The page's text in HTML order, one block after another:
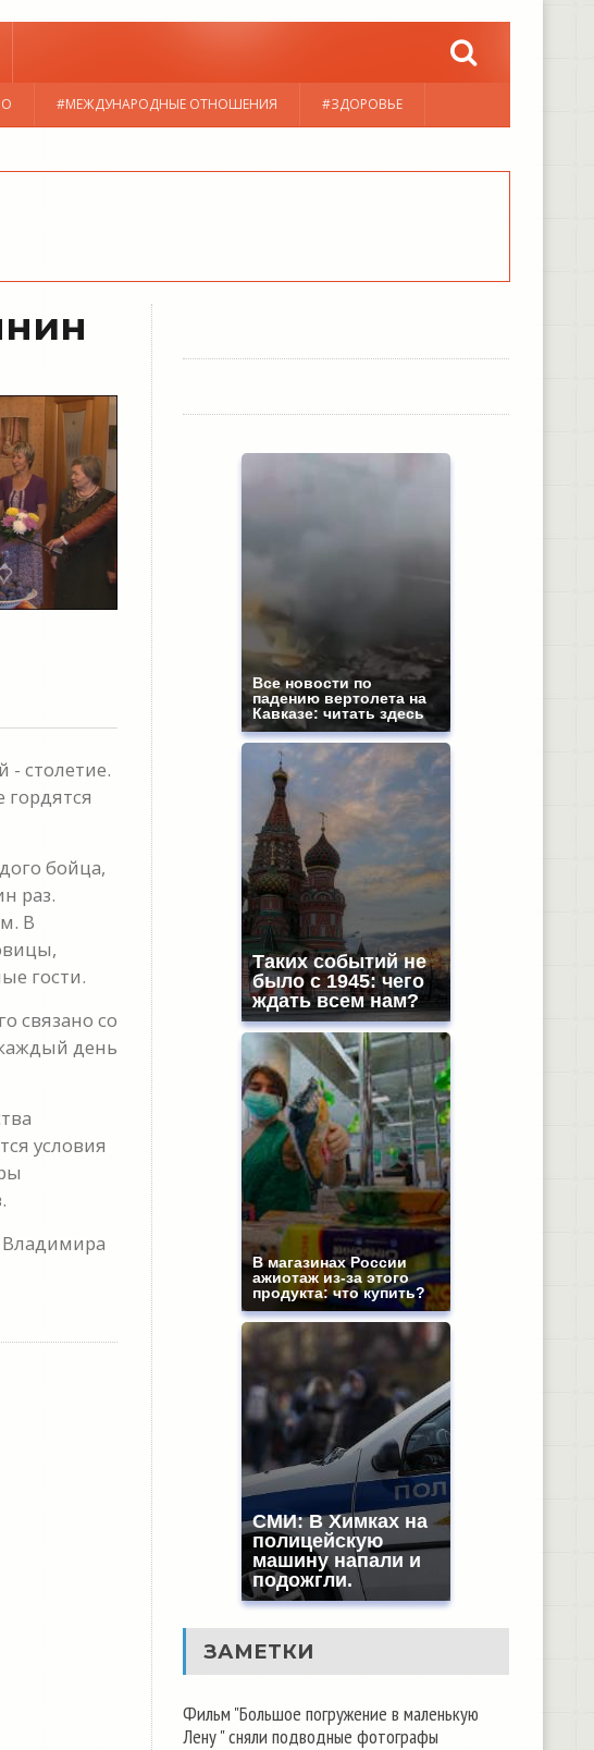
#МЕЖДУНАРОДНЫЕ ОТНОШЕНИЯ #ЗДОРОВЬЕ
- столетие.
бойца,
раз.
В
гости.
связано со
день
условия
Владимира
Все новости по
падению вертолета на
Кавказе: читать здесь
Таких событий не
было с 1945: чего
ждать всем нам?
В магазинах России
ажиотаж из-за этого
продукта: что купить?
СМИ: В Химках на
полицейскую
машину напали и
подожгли.
ЗАМЕТКИ
Фильм "Большое погружение в маленькую
Лену " сняли подводные фотографы